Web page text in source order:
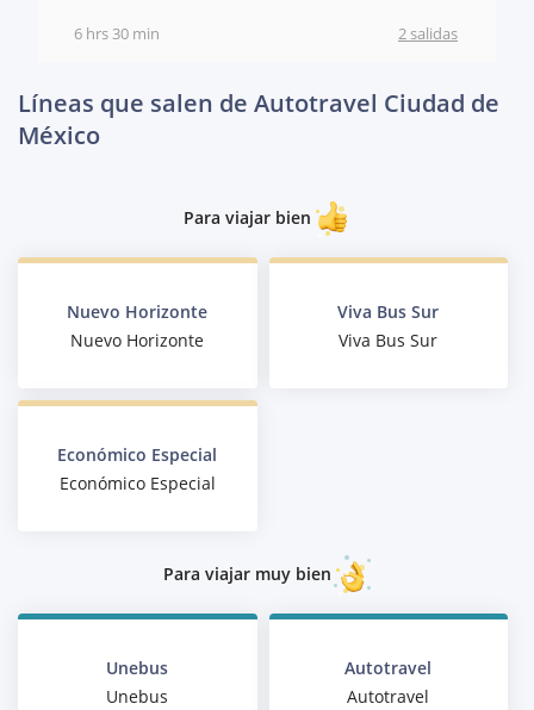
2 salidas
6 hrs 30 min
Líneas que salen de Autotravel Ciudad de
México
Para viajar bien
Nuevo Horizonte
Nuevo Horizonte
Viva Bus Sur
Viva Bus Sur
Económico Especial
Económico Especial
Para viajar muy bien
Unebus
Unebus
Autotravel
Autotravel